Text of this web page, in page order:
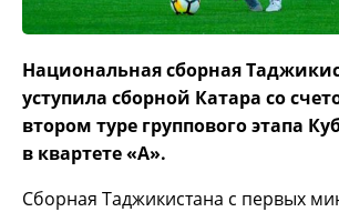
Национальная сборная
уступила сборной Катара со
втором туре группового этапа
в квартете «А».
Сборная Таджикистана с первых